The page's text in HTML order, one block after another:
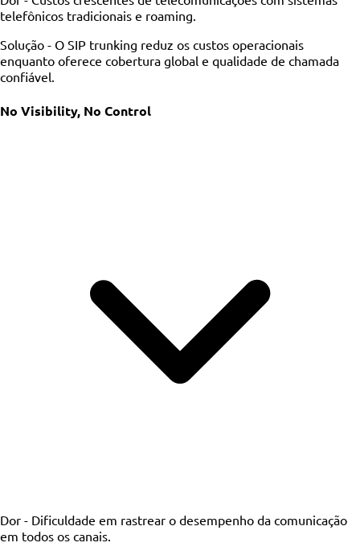
telefônicos tradicionais e roaming.
Solução - O SIP trunking reduz os custos operacionais
enquanto oferece cobertura global e qualidade de chamada
confiável.
No Visibility, No Control
Dor - Dificuldade em rastrear o desempenho da comunicação
em todos os canais.